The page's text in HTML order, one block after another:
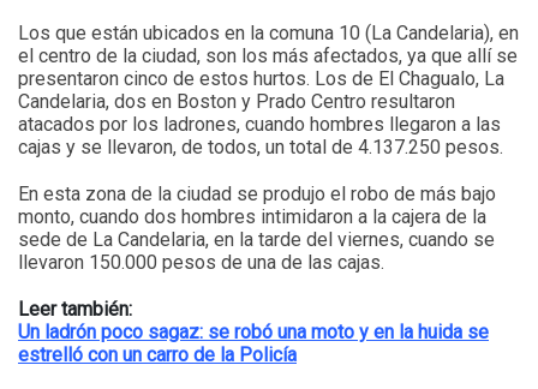
Los que están ubicados en la comuna 10 (La Candelaria), en
el centro de la ciudad, son los más afectados, ya que allí se
presentaron cinco de estos hurtos. Los de El Chagualo, La
Candelaria, dos en Boston y Prado Centro resultaron
atacados por los ladrones, cuando hombres llegaron a las
cajas y se llevaron, de todos, un total de 4.137.250 pesos.
En esta zona de la ciudad se produjo el robo de más bajo
monto, cuando dos hombres intimidaron a la cajera de la
sede de La Candelaria, en la tarde del viernes, cuando se
llevaron 150.000 pesos de una de las cajas.
Leer también:
Un ladrón poco sagaz: se robó una moto y en la huida se
estrelló con un carro de la Policía